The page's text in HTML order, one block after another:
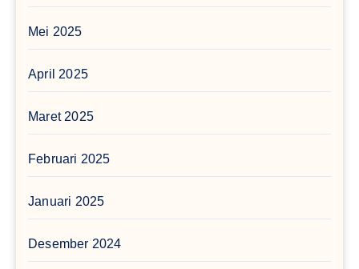
Mei 2025
April 2025
Maret 2025
Februari 2025
Januari 2025
Desember 2024